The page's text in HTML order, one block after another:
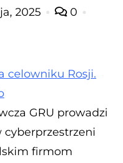
2025 0
GRU prowadzi
cyberprzestrzeni
firmom